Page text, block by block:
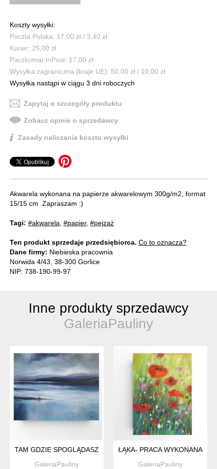
Koszty wysyłki:
Poczta Polska: 17,00 zł / 3,40 zł
Kurier: 25,00 zł
Paczkomat InPost: 17,00 zł
Wysyłka zagraniczna (kraje UE): 50,00 zł / 10,00 zł
Wysyłka nastąpi w ciągu 3 dni roboczych
Zapytaj o szczegóły produktu
Zobacz opinie o sprzedawcy
Zasady naliczania kosztu wysyłki
Akwarela wykonana na papierze akwarelowym 300g/m2, format
15/15 cm .Zapraszam :)
Tagi: #akwarela, #papier, #pejzaż
Ten produkt sprzedaje przedsiębiorca. Co to oznacza?
Dane firmy: Niebieska pracownia
Norwida 4/43, 38-300 Gorlice
NIP: 738-190-99-97
Inne produkty sprzedawcy
GaleriaPauliny
TAM GDZIE SPOGLĄDASZ-OBRAZ AKRYLOWY FORMATU 40/
GaleriaPauliny
ŁĄKA- PRACA WYKONANA
GaleriaPauliny